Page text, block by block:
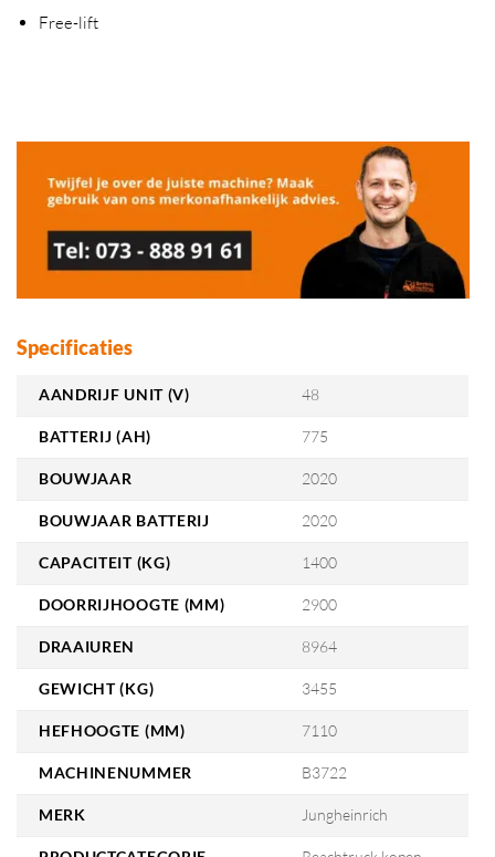
Free-lift
Specificaties
AANDRIJF UNIT (V) 48
BATTERIJ (AH) 775
BOUWJAAR 2020
BOUWJAAR BATTERIJ 2020
CAPACITEIT (KG) 1400
DOORRIJHOOGTE (MM) 2900
DRAAIUREN 8964
GEWICHT (KG) 3455
HEFHOOGTE (MM) 7110
MACHINENUMMER B3722
MERK Jungheinrich